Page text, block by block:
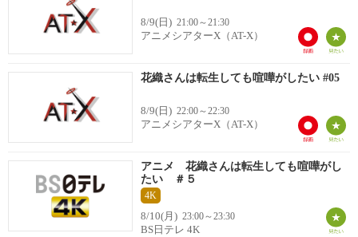
8/9(日) 21:00～21:30
アニメシアターX（AT-X）
花織さんは転生しても喧嘩がしたい #05
8/9(日) 22:00～22:30
アニメシアターX（AT-X）
アニメ 花織さんは転生しても喧嘩がし
たい ＃５
4K
8/10(月) 23:00～23:30
BS日テレ 4K